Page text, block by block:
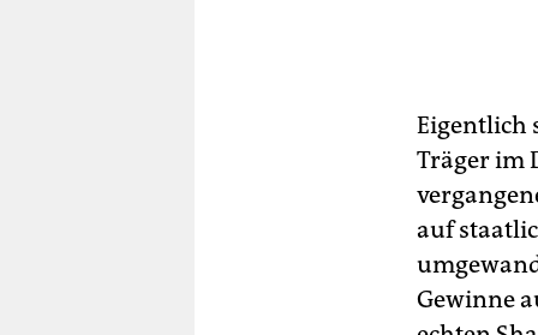
Eigentlich
Träger im
auf
Gewinne